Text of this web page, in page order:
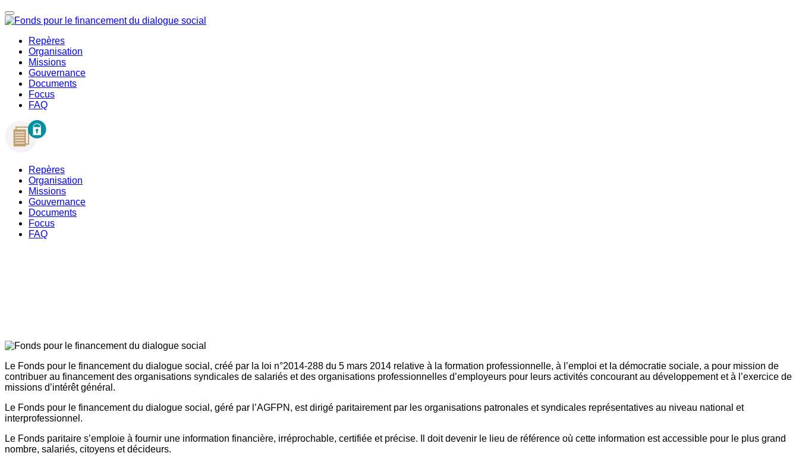
Repères
Organisation
Missions
Gouvernance
Documents
Focus
FAQ
Repères
Organisation
Missions
Gouvernance
Documents
Focus
FAQ
Le Fonds pour le financement du dialogue social, créé par la loi n°2014-288 du 5 mars 2014 relative à la formation professionnelle, à l’emploi et la démocratie sociale, a pour mission de
contribuer au financement des organisations syndicales de salariés et des organisations professionnelles d’employeurs pour leurs activités concourant au développement et à l’exercice de
missions d’intérêt général.
Le Fonds pour le financement du dialogue social, géré par l’AGFPN, est dirigé paritairement par les organisations patronales et syndicales représentatives au niveau national et
interprofessionnel.
Le Fonds paritaire s’emploie à fournir une information financière, irréprochable, certifiée et précise. Il doit devenir le lieu de référence où cette information est accessible pour le plus grand
nombre, salariés, citoyens et décideurs.